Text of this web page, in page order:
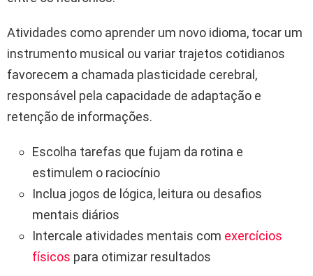
Atividades como aprender um novo idioma, tocar um
instrumento musical ou variar trajetos cotidianos
favorecem a chamada plasticidade cerebral,
responsável pela capacidade de adaptação e
retenção de informações.
Escolha tarefas que fujam da rotina e
estimulem o raciocínio
Inclua jogos de lógica, leitura ou desafios
mentais diários
Intercale atividades mentais com exercícios
físicos para otimizar resultados